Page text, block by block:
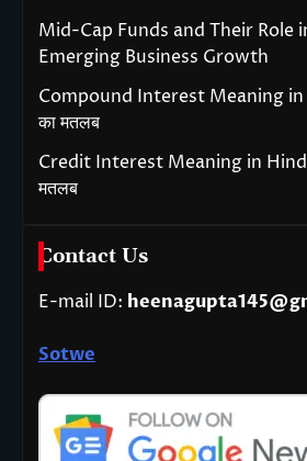
Mid-Cap Funds and Their Role
Emerging Business Growth
Compound Interest Meaning in
का मतलब
Credit Interest Meaning in Hindi
मतलब
Contact Us
E-mail ID:
Sotwe